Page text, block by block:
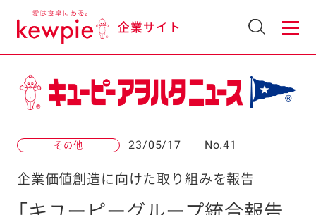
企業サイト
その他 23/05/17 No.41
企業価値創造に向けた取り組みを報告